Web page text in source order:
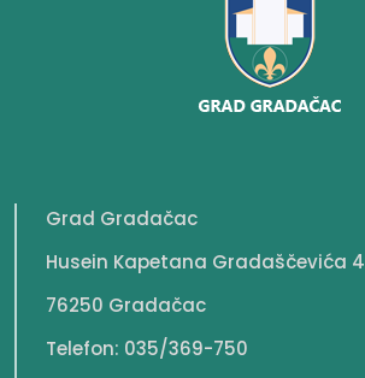
Grad Gradačac
Husein Kapetana Gradaščevića 4
76250 Gradačac
Telefon: 035/369-750